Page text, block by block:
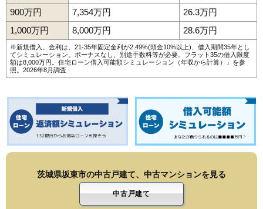
900万円
7,354万円
26.3万円
1,000万円
8,000万円 28.6万円
※新規借入。金利は、21-35年固定金利が2.49%(頭金10%以上)、借入期間35年とし
てシミュレーション。ボーナスなし、別途手数料等が必要。フラット35の借入限度
額は8,000万円。 住宅ローン借入可能額シミュレーション（年収から計算）
」を参
照。2026年8月調査
茨城県坂東市の中古戸建て、中古マンションを見る
中古戸建て